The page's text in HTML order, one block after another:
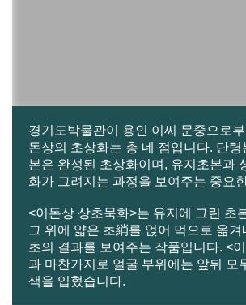
경기도박물관이 용인 이씨 문중으로부
돈상의 초상화는 총 네 점입니다. 단령
본은 완성된 초상화이며, 유지초본과
화가 그려지는 과정을 보여주는 중요
<이돈상 상초묵화>는 유지에 그린 초
그 위에 얇은 초綃를 얹어 먹으로 옮
초의 결과를 보여주는 작품입니다. <
과 마찬가지로 얼굴 부위에는 앞뒤 모
색을 입혔습니다.